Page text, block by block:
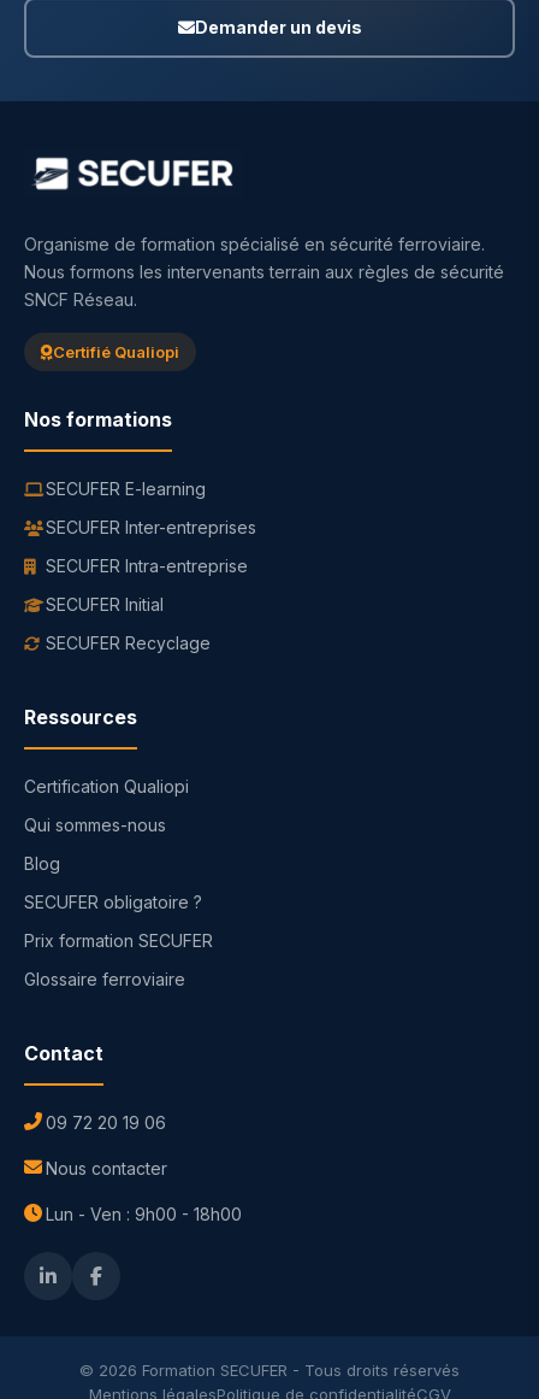
Demander un devis
Organisme de formation spécialisé en sécurité ferroviaire.
Nous formons les intervenants terrain aux règles de sécurité
SNCF Réseau.
Certifié Qualiopi
Nos formations
SECUFER E-learning
SECUFER Inter-entreprises
SECUFER Intra-entreprise
SECUFER Initial
SECUFER Recyclage
Ressources
Certification Qualiopi
Qui sommes-nous
Blog
SECUFER obligatoire ?
Prix formation SECUFER
Glossaire ferroviaire
Contact
09 72 20 19 06
Nous contacter
Lun - Ven : 9h00 - 18h00
© 2026 Formation SECUFER - Tous droits réservés
Mentions légalesPolitique de confidentialitéCGV